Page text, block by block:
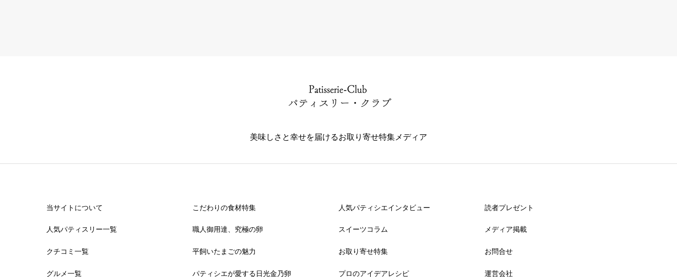
美味しさと幸せを届けるお取り寄せ特集メディア
当サイトについて
人気パティスリー一覧
クチコミ一覧
グルメ一覧
こだわりの食材特集
職人御用達、究極の卵
平飼いたまごの魅力
パティシエが愛する日光金乃卵
人気パティシエインタビュー
スイーツコラム
お取り寄せ特集
プロのアイデアレシピ
読者プレゼント
メディア掲載
お問合せ
運営会社